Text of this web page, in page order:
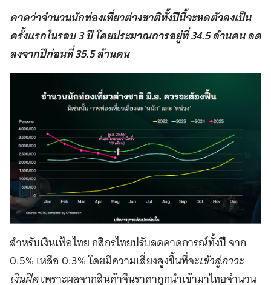
คาดว่าจำนวนนักท่องเที่ยวต่างชาติทั้งปีนี้จะหดตัวลงเป็น
ครั้งแรกในรอบ 3 ปี โดยประมาณการอยู่ที่ 34.5 ล้านคน ลด
ลงจากปีก่อนที่ 35.5 ล้านคน
สำหรับเงินเฟ้อไทย กสิกรไทยปรับลดคาดการณ์ทั้งปี จาก
0.5% เหลือ 0.3% โดยมีความเสี่ยงสูงขึ้นที่จะเข้าสู่ภาวะ
เงินฝืดเพราะผลจากสินค้าจีนราคาถูกนำเข้ามาไทยจำนวน